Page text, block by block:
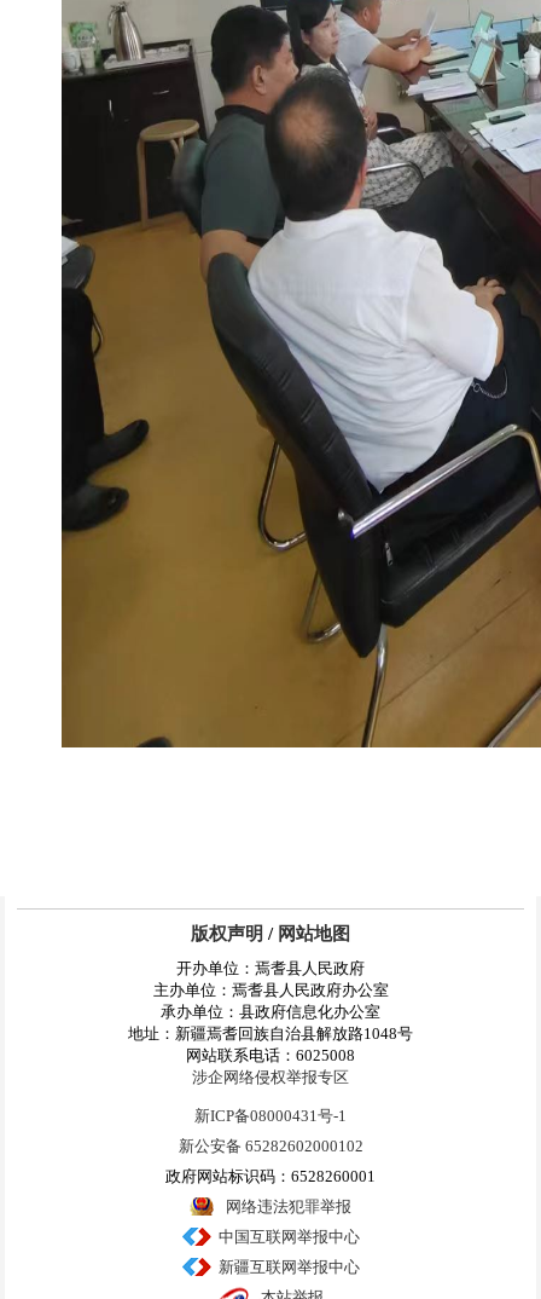
版权声明 / 网站地图
开办单位：焉耆县人民政府
主办单位：焉耆县人民政府办公室
承办单位：县政府信息化办公室
地址：新疆焉耆回族自治县解放路1048号
网站联系电话：6025008
涉企网络侵权举报专区
新ICP备08000431号-1
新公安备 65282602000102
政府网站标识码：6528260001
网络违法犯罪举报
中国互联网举报中心
新疆互联网举报中心